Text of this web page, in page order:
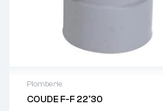
Plomberie
COUDE F-F 22°30
Demande de devis : 01 64 88 93